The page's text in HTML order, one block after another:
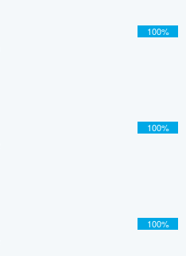
100%
100%
100%